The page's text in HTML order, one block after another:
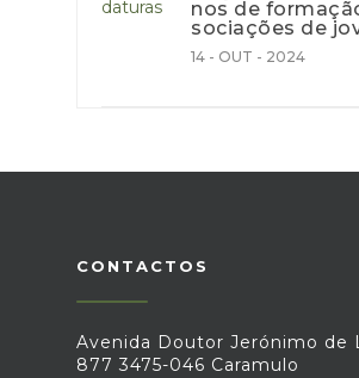
nos de
sociações de
14 - OUT - 2024
CONTACTOS
Avenida Doutor Jerónimo de
877 3475-046 Caramulo